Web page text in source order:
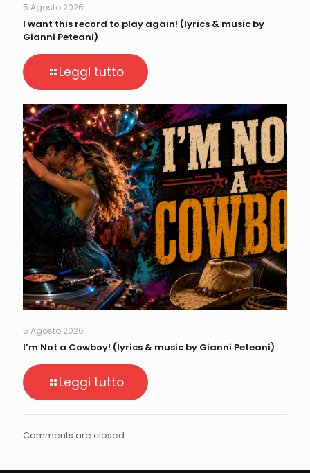
5 Agosto 2026
I want this record to play again! (lyrics & music by
Gianni Peteani)
Leggi tutto
5 Agosto 2026
I’m Not a Cowboy! (lyrics & music by Gianni Peteani)
Leggi tutto
Comments are closed.